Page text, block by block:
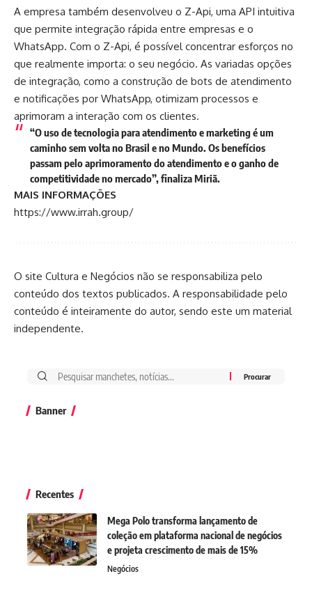
A empresa também desenvolveu o Z-Api, uma API intuitiva
que permite integração rápida entre empresas e o
WhatsApp. Com o Z-Api, é possível concentrar esforços no
que realmente importa: o seu negócio. As variadas opções
de integração, como a construção de bots de atendimento
e notificações por WhatsApp, otimizam processos e
aprimoram a interação com os clientes.
“O uso de tecnologia para atendimento e marketing é um
caminho sem volta no Brasil e no Mundo. Os benefícios
passam pelo aprimoramento do atendimento e o ganho de
competitividade no mercado”, finaliza Miriã.
MAIS INFORMAÇÕES
https://www.irrah.group/
O site Cultura e Negócios não se responsabiliza pelo
conteúdo dos textos publicados. A responsabilidade pelo
conteúdo é inteiramente do autor, sendo este um material
independente.
Banner
Recentes
Mega Polo transforma lançamento de
coleção em plataforma nacional de negócios
e projeta crescimento de mais de 15%
Negócios